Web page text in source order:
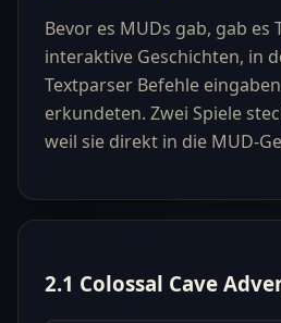
Bevor es MUDs gab, gab es
interaktive Geschichten, in
Textparser Befehle
erkundeten. Zwei Spiele
weil sie direkt in die MUD-
2.1 Colossal Cave